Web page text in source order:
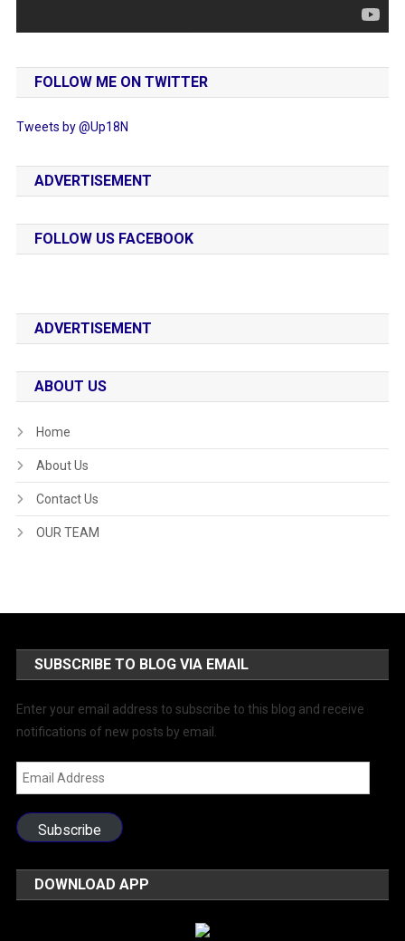
FOLLOW ME ON TWITTER
Tweets by @Up18N
ADVERTISEMENT
FOLLOW US FACEBOOK
ADVERTISEMENT
ABOUT US
Home
About Us
Contact Us
OUR TEAM
SUBSCRIBE TO BLOG VIA EMAIL
Enter your email address to subscribe to this blog and receive
notifications of new posts by email.
Email
Address
Subscribe
DOWNLOAD APP